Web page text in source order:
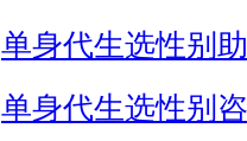
单身代生选性别
单身代生选性别